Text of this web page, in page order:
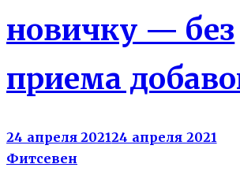
новичку — без
приема
24 апреля 202124 апреля 2021
Фитсевен